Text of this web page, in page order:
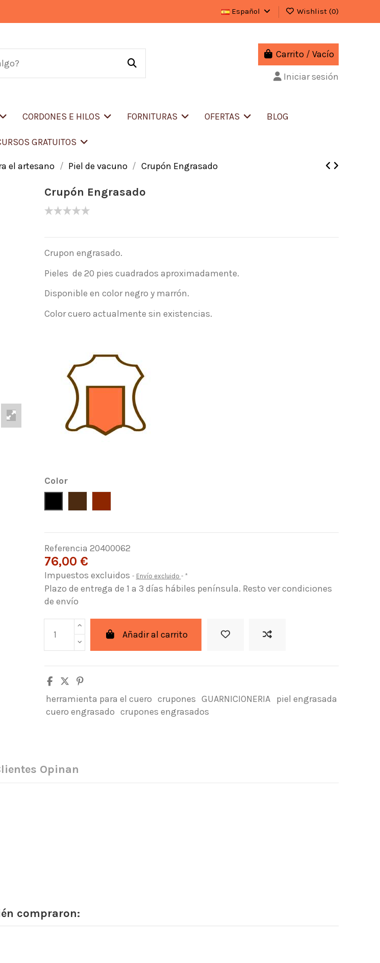
Español Wishlist (0)
Carrito /Vacío
Iniciar sesión
CORDONES E HILOS FORNITURAS OFERTAS BLOG
GRATUITOS
el artesano Piel de vacuno Crupón Engrasado
Crupón Engrasado
Crupon engrasado.
Pieles de 20 pies cuadrados aproximadamente.
Disponible en color negro y marrón.
Color cuero actualmente sin existencias.
Color
Referencia 20400062
76,00 €
Impuestos excluidos Envío excluido *
Plazo de entrega de 1 a 3 días hábiles península. Resto ver condiciones
de envío
Añadir al carrito
herramienta para el cuero crupones GUARNICIONERIA piel engrasada
cuero engrasado crupones engrasados
Opinan
compraron: